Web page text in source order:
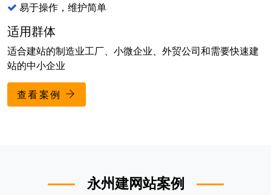
易于操作，维护简单
适用群体
适合建站的制造业工厂、小微企业、外贸公司和需要快速建
站的中小企业
查看案例
永州建网站案例